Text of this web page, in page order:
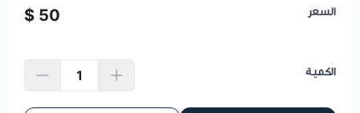
السعر 50 $
الكمية